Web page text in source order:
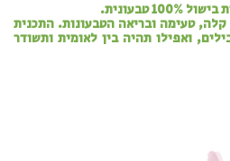
טבעונית.
טעימה ובריאה הטבעונות. התכנית
ואפילו תהיה בין לאומית ותשודר